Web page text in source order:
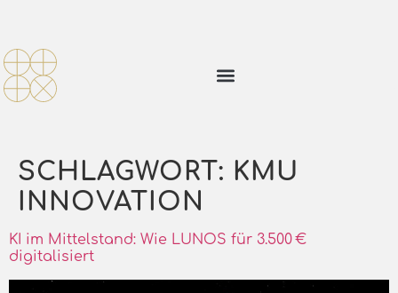
SCHLAGWORT: KMU
INNOVATION
KI im Mittelstand: Wie LUNOS für 3.500 €
digitalisiert